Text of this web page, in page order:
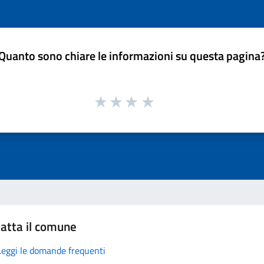
sono chiare le informazioni su questa
il comune
le domande frequenti